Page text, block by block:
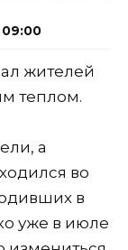
09:00
жителей
теплом.
а
во
в
уже в июле